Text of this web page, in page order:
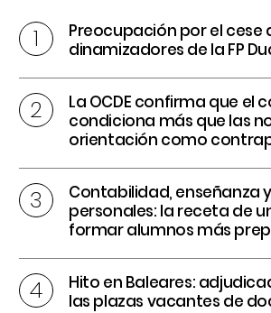
Preocupación por el cese
dinamizadores de la FP
La OCDE confirma que el
condiciona más que las
orientación como
Contabilidad, enseñanza
personales: la receta de
formar alumnos más
Hito en Baleares:
las plazas vacantes de